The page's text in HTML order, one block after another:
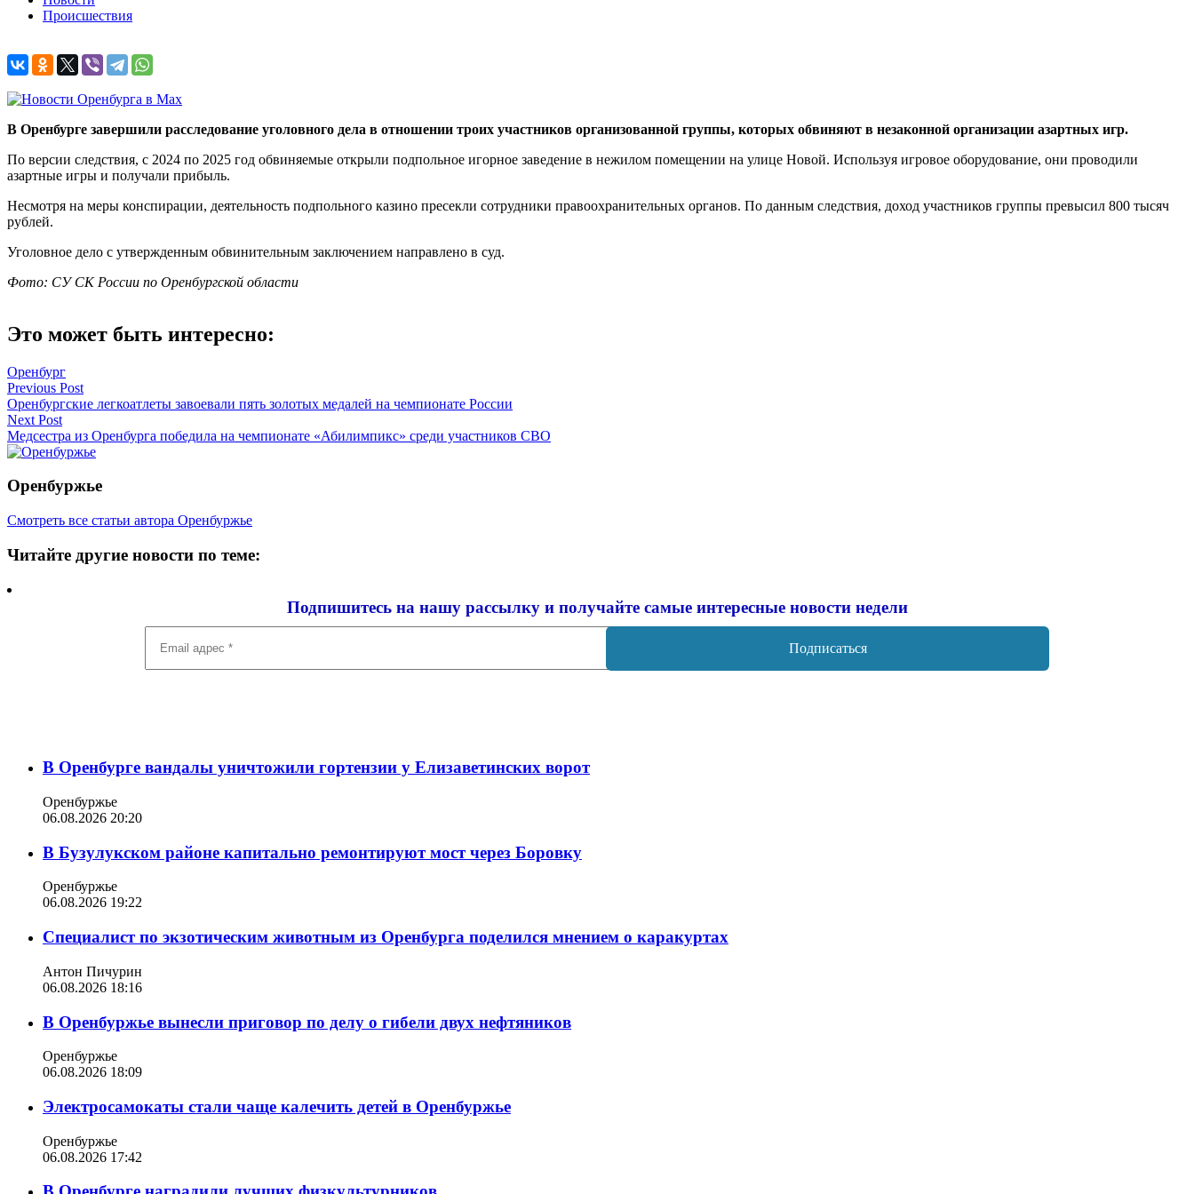
Происшествия
В Оренбурге завершили расследование уголовного дела в отношении троих участников организованной группы, которых обвиняют в незаконной организации азартных игр.
По версии следствия, с 2024 по 2025 год обвиняемые открыли подпольное игорное заведение в нежилом помещении на улице Новой. Используя игровое оборудование, они проводили
азартные игры и получали прибыль.
Несмотря на меры конспирации, деятельность подпольного казино пресекли сотрудники правоохранительных органов. По данным следствия, доход участников группы превысил 800 тысяч
рублей.
Уголовное дело с утвержденным обвинительным заключением направлено в суд.
Фото: СУ СК России по Оренбургской области
Это может быть интересно:
Оренбург
Навигация
по
записям
Previous Post
Оренбургские легкоатлеты завоевали пять золотых медалей на чемпионате России
Next Post
Медсестра из Оренбурга победила на чемпионате «Абилимпикс» среди участников СВО
Оренбуржье
Смотреть все статьи автора Оренбуржье
Читайте другие новости по теме:
Подпишитесь на нашу рассылку и получайте самые интересные новости недели
адрес
*
В Оренбурге вандалы уничтожили гортензии у Елизаветинских ворот
Оренбуржье
06.08.2026 20:20
В Бузулукском районе капитально ремонтируют мост через Боровку
Оренбуржье
06.08.2026 19:22
Специалист по экзотическим животным из Оренбурга поделился мнением о каракуртах
Антон Пичурин
06.08.2026 18:16
В Оренбуржье вынесли приговор по делу о гибели двух нефтяников
Оренбуржье
06.08.2026 18:09
Электросамокаты стали чаще калечить детей в Оренбуржье
Оренбуржье
06.08.2026 17:42